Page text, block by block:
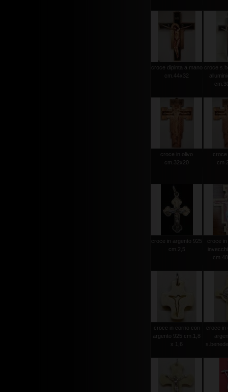
croce dipinta a mano
cm.44x32
croce
croce in olivo
cm.32x20
croce
croce in argento 925
cm.2,5
croce
croce in corno con
argento 925 cm.1,8
x 1,6
croce in